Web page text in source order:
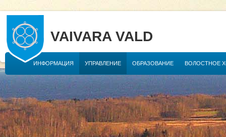
VAIVARA VALD
ИНФОРМАЦИЯ УПРАВЛЕНИЕ ОБРАЗОВАНИЕ ВОЛОСТНОЕ